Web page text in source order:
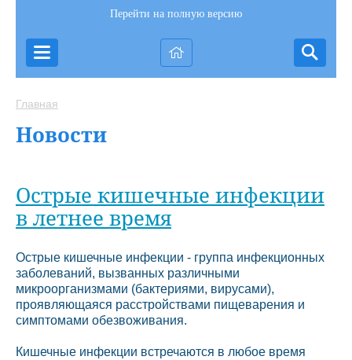
Перейти на полную версию
Главная
Новости
Острые кишечные инфекции
в летнее время
Острые кишечные инфекции - группа инфекционных
заболеваний, вызванных различными
микроорганизмами (бактериями, вирусами),
проявляющаяся расстройствами пищеварения и
симптомами обезвоживания.
Кишечные инфекции встречаются в любое время